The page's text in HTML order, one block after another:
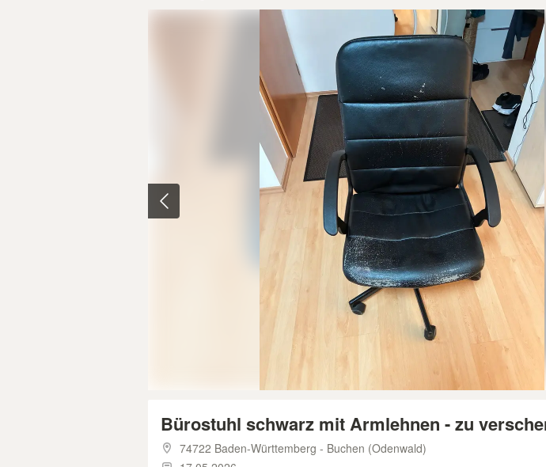
Bürostuhl schwarz mit Armlehnen - zu
74722 Baden-Württemberg - Buchen (Odenwald)